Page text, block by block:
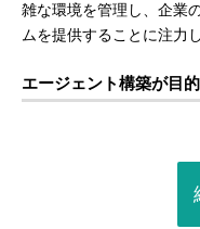
雑な環境を管理し、企業
ムを提供することに注力
エージェント構築が目